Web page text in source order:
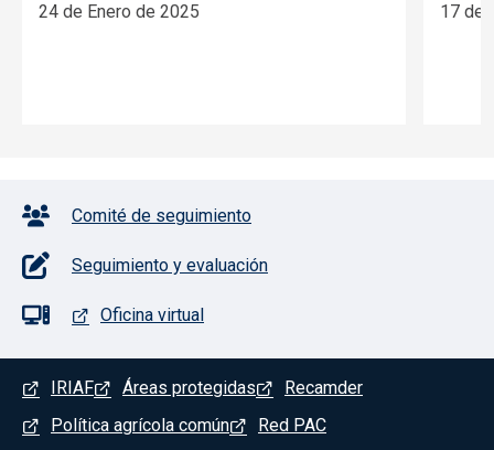
24 de Enero de 2025 17 de
Pie de página con iconos
Comité de seguimiento
Seguimiento y evaluación
Oficina virtual
Menú del pie
IRIAF Áreas protegidas
Recamder
Política agrícola común
Red PAC